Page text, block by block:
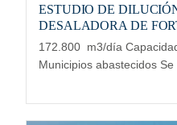
ESTUDIO DE
DESALADORA DE
172.800 m3/día
Municipios abastecidos Se